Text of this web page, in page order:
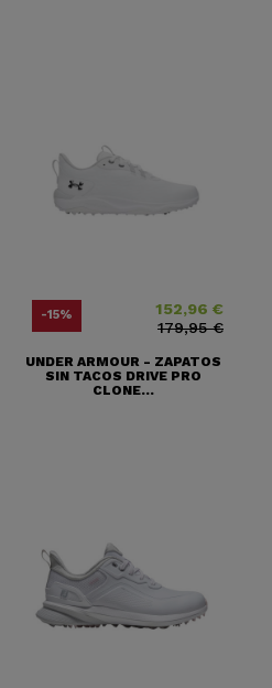
-15% 152,96 €
Precio base
179,95 €
UNDER ARMOUR - ZAPATOS
SIN TACOS DRIVE PRO
CLONE...